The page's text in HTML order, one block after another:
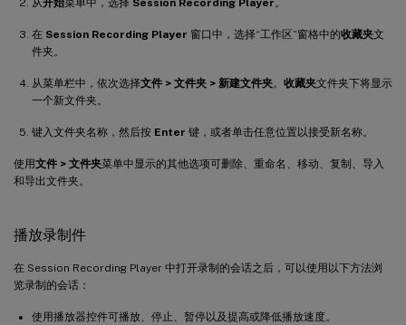
从开始菜单中，选择 Session Recording Player。
在 Session Recording Player 窗口中，选择“工作区”窗格中的收藏夹文
件夹。
从菜单栏中，依次选择文件 > 文件夹 > 新建文件夹。 收藏夹文件夹下将显示
一个新文件夹。
键入文件夹名称，然后按 Enter 键，或者单击任意位置以接受新名称。
使用文件 > 文件夹菜单中显示的其他选项可删除、重命名、移动、复制、导入
和导出文件夹。
播放录制件
在 Session Recording Player 中打开录制的会话之后，可以使用以下方法浏
览录制的会话：
使用播放器控件可播放、停止、暂停以及提高或降低播放速度。